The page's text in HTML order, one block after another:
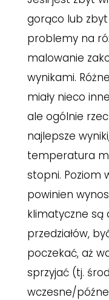
gorąco lub
problemy na
malowanie
wynikami.
miały nieco
ale ogólnie
najlepsze
temperatura
stopni. Poziom
powinien
klimatyczne są
przedziałów,
poczekać, aż
sprzyjać (tj.
wczesne/